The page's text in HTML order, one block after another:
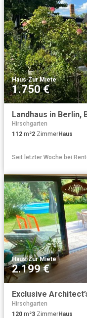
Haus·Zur Miete
1.750 €
Hirschgarten
112 m²2 ZimmerHaus
Seit letzter Woche bei
Haus·Zur Miete
2.199 €
Hirschgarten
120 m²3 ZimmerHaus